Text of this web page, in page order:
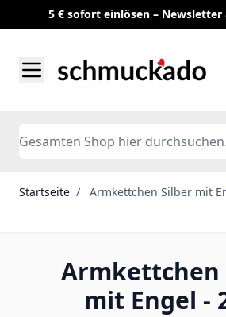
5 € sofort einlösen –
Search
Startseite / Armkettchen Silber mit
Armkettchen
mit Engel -